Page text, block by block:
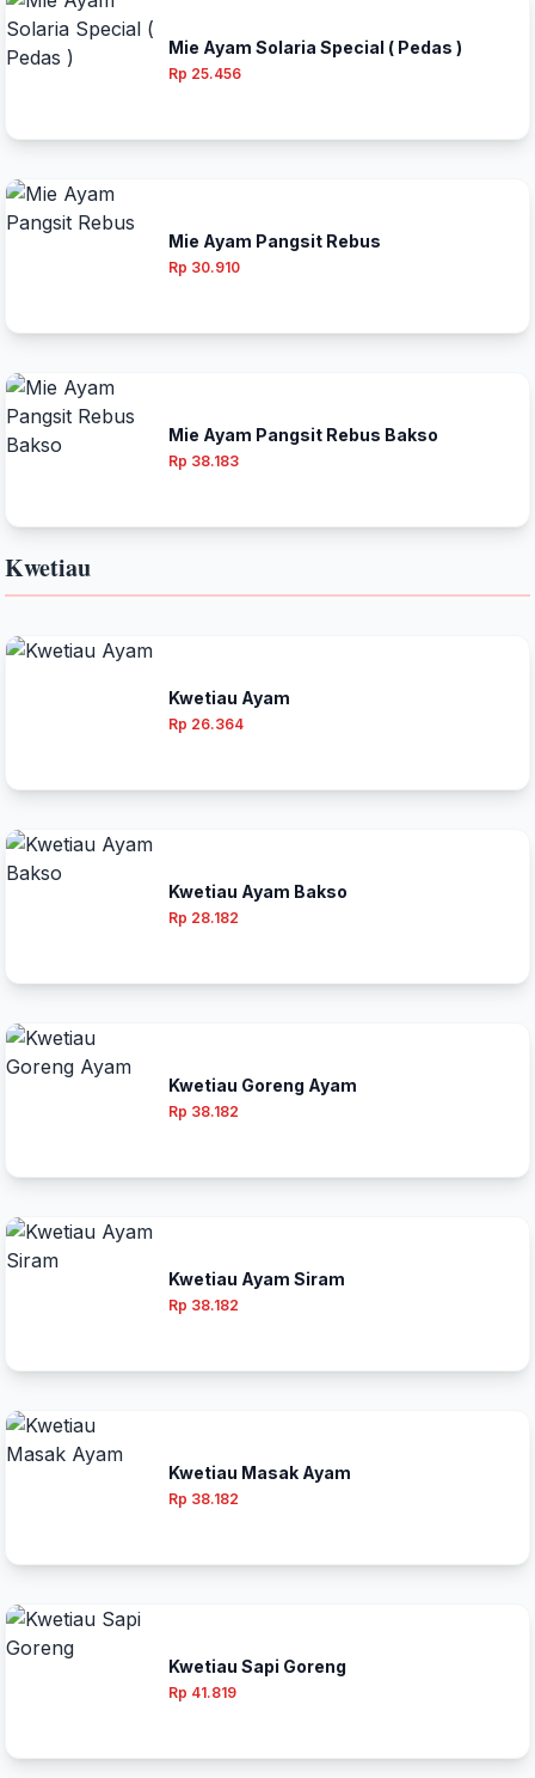
Mie Ayam Solaria Special ( Pedas )
Rp 25.456
Mie Ayam Pangsit Rebus
Rp 30.910
Mie Ayam Pangsit Rebus Bakso
Rp 38.183
Kwetiau
Kwetiau Ayam
Rp 26.364
Kwetiau Ayam Bakso
Rp 28.182
Kwetiau Goreng Ayam
Rp 38.182
Kwetiau Ayam Siram
Rp 38.182
Kwetiau Masak Ayam
Rp 38.182
Kwetiau Sapi Goreng
Rp 41.819